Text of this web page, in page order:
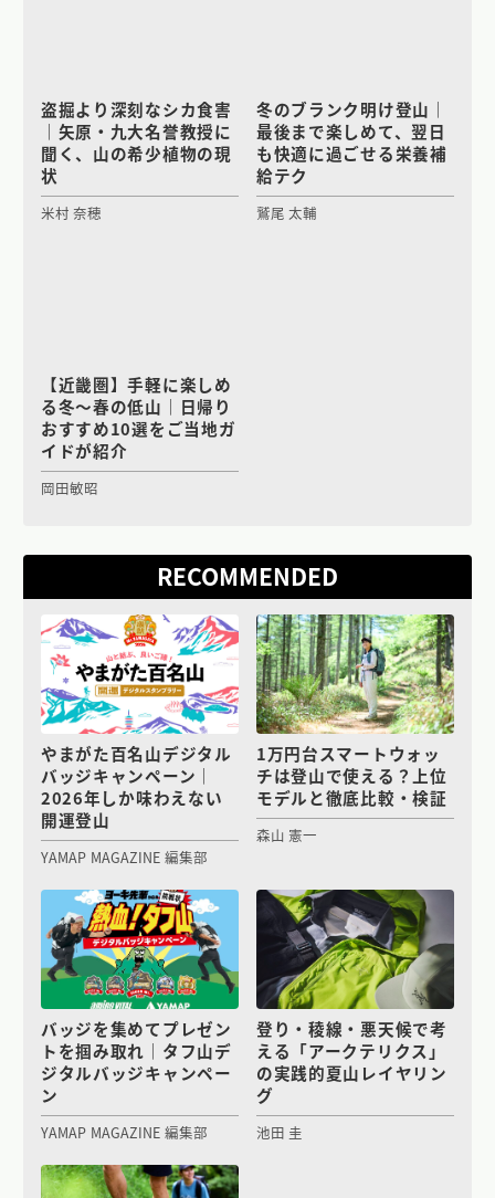
盗掘より深刻なシカ食害
｜矢原・九大名誉教授に
聞く、山の希少植物の現
状
米村 奈穂
冬のブランク明け登山｜
最後まで楽しめて、翌日
も快適に過ごせる栄養補
給テク
鷲尾 太輔
【近畿圏】手軽に楽しめ
る冬〜春の低山｜日帰り
おすすめ10選をご当地ガ
イドが紹介
岡田敏昭
RECOMMENDED
やまがた百名山デジタル
バッジキャンペーン｜
2026年しか味わえない
開運登山
YAMAP MAGAZINE 編集部
1万円台スマートウォッ
チは登山で使える？上位
モデルと徹底比較・検証
森山 憲一
バッジを集めてプレゼン
トを掴み取れ｜タフ山デ
ジタルバッジキャンペー
ン
YAMAP MAGAZINE 編集部
登り・稜線・悪天候で考
える「アークテリクス」
の実践的夏山レイヤリン
グ
池田 圭